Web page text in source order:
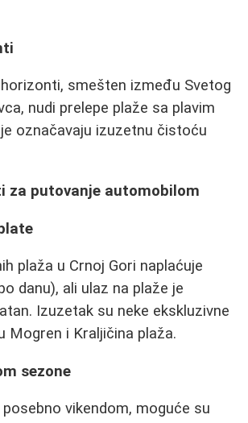
smešten između Svetog
nudi prelepe plaže sa plavim
označavaju izuzetnu čistoću
za putovanje automobilom
plaža u Crnoj Gori naplaćuje
danu), ali ulaz na plaže je
Izuzetak su neke ekskluzivne
Mogren i Kraljičina plaža.
sezone
vikendom, moguće su